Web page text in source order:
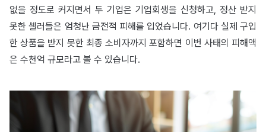
없을 정도로 커지면서 두 기업은 기업회생을 신청하고, 정산 받지
못한 셀러들은 엄청난 금전적 피해를 입었습니다. 여기다 실제 구입
한 상품을 받지 못한 최종 소비자까지 포함하면 이번 사태의 피해액
은 수천억 규모라고 볼 수 있습니다.